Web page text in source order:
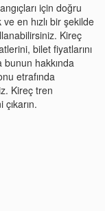
için doğru
en hızlı bir şekilde
Kireç
bilet fiyatlarını
bunun hakkında
etrafında
Kireç tren